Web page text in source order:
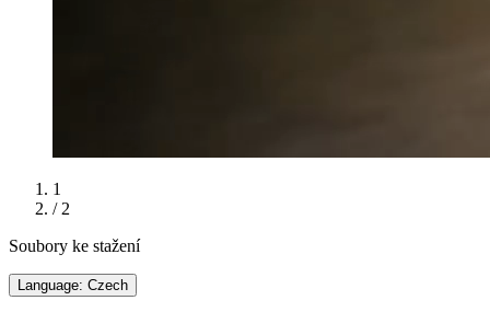
1
/ 2
Soubory ke stažení
Language: Czech